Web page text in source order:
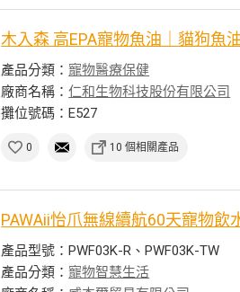
木入森 高EPA寵物魚油｜貓狗魚
產品分類：寵物醫療保健
廠商名稱：仁和生物科技股份有限公司
攤位號碼：E527
0 10 個相關產品
PAWAii怡爪無線續航60天寵物飲
產品型號：PWF03K-R、PWF03K-TW
產品分類：寵物智慧生活